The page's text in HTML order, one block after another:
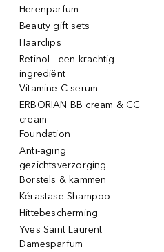
Herenparfum
Beauty gift sets
Haarclips
Retinol - een krachtig
ingrediënt
Vitamine C serum
ERBORIAN BB cream & CC
cream
Foundation
Anti-aging
gezichtsverzorging
Borstels & kammen
Kérastase Shampoo
Hittebescherming
Yves Saint Laurent
Damesparfum